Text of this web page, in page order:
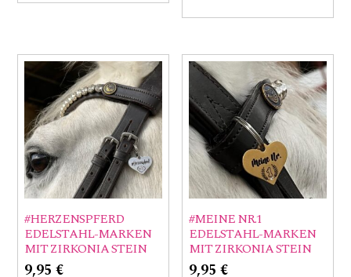
#HERZENSPFERD
EDELSTAHL-MARKEN
MIT ZIRKONIA STEIN
9,95€
#MEINE NR.1
EDELSTAHL-MARKEN
MIT ZIRKONIA STEIN
9,95€